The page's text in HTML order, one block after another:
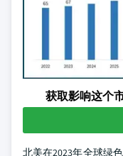
获取影响这个
北美在2023年全球绿